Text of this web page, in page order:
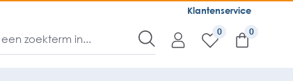
Klantenservice
0